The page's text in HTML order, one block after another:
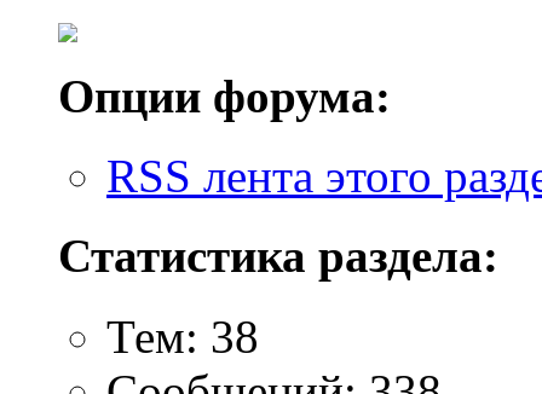
Опции форума:
RSS лента этого
Статистика раздела:
Тем: 38